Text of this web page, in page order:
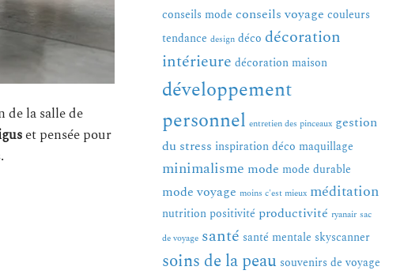
de la salle de
et pensée pour
conseils mode conseils voyage couleurs
tendance design déco décoration
intérieure décoration maison
développement
personnel entretien des pinceaux gestion
du stress inspiration déco maquillage
minimalisme mode mode durable
mode voyage moins c'est mieux méditation
nutrition positivité productivité ryanair sac
de voyage santé santé mentale skyscanner
soins de la peau souvenirs de voyage